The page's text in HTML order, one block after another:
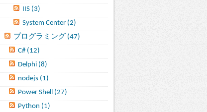
IIS (3)
System Center (2)
プログラミング (47)
C# (12)
Delphi (8)
nodejs (1)
Power Shell (27)
Python (1)